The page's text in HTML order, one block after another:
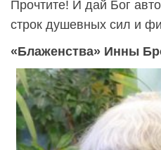
Прочтите! И дай Бог
строк душевных сил и
«Блаженства» Инны